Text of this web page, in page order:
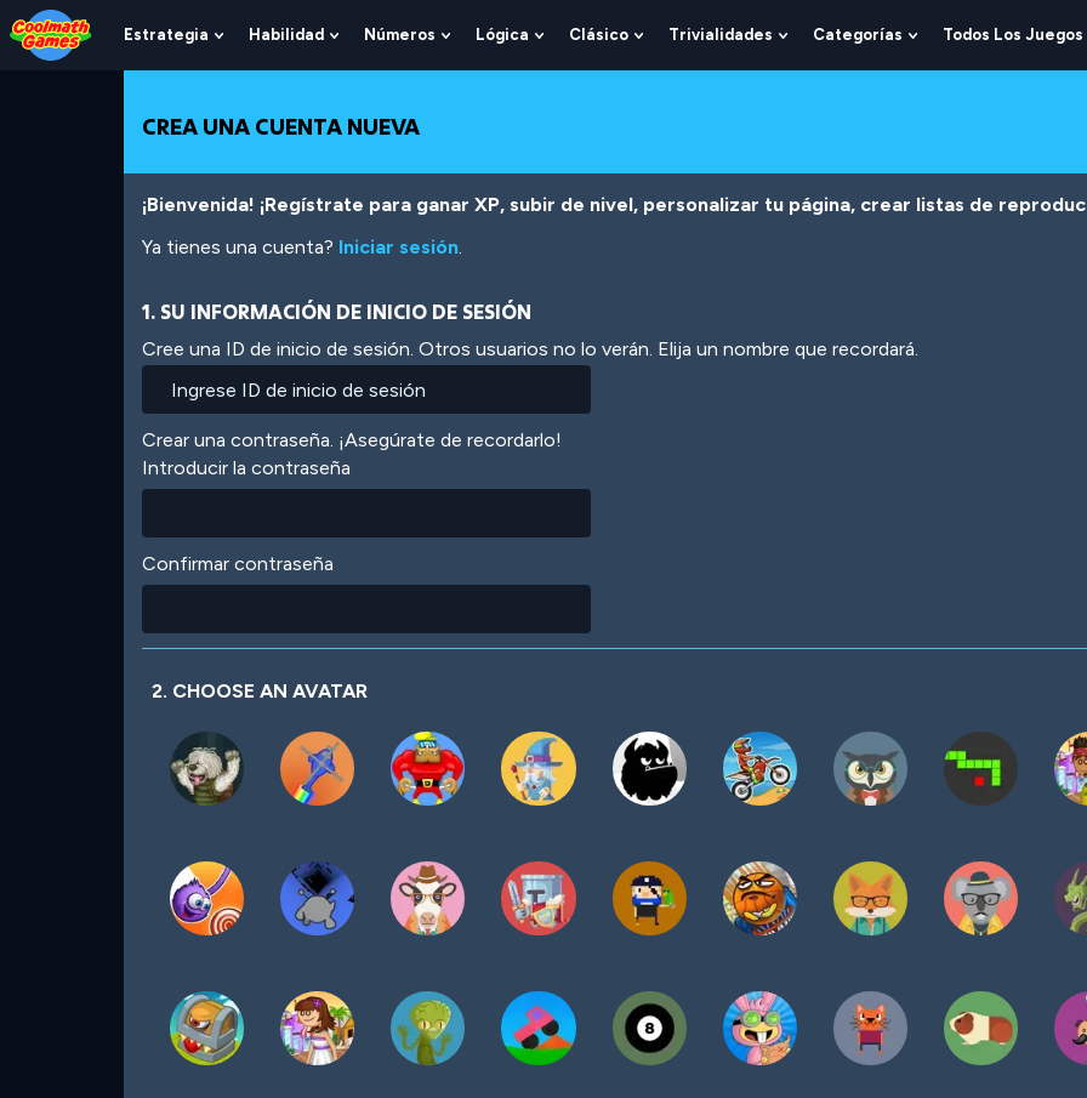
Skip
to
Top
Skip
to
Navigation
Skip
to
Main
Skip
to
Footer
Pasar
al
contenido
Estrategia
Show
Submenu
Estrategia
Habilidad
Show
Submenu
Habilidad
Números
Show
Submenu
Lógica
Show
Submenu
Clásico
Show
Submenu
Trivialidades
Show
Submenu
Categorías
Show
Submenu
Todos Los Juegos
CREA UNA CUENTA NUEVA
¡Bienvenida! ¡Regístrate para ganar XP, subir de nivel, personalizar tu página, crear listas de
Ya tienes una cuenta? Iniciar sesión.
1. SU INFORMACIÓN DE INICIO DE SESIÓN
Cree una ID de inicio de sesión. Otros usuarios no lo verán. Elija un nombre que recordará.
Crear una contraseña. ¡Asegúrate de recordarlo!
Introducir la contraseña
Confirmar contraseña
2. CHOOSE AN AVATAR